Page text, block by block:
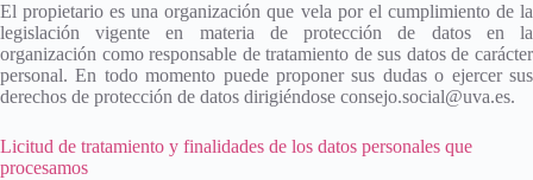
El propietario es una organización que vela por el cumplimiento de la
legislación vigente en materia de protección de datos en la
organización como responsable de tratamiento de sus datos de carácter
personal. En todo momento puede proponer sus dudas o ejercer sus
derechos de protección de datos dirigiéndose consejo.social@uva.es.
Licitud de tratamiento y finalidades de los datos personales que
procesamos